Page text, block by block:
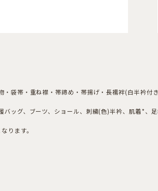
・袋帯・重ね襟・帯締め・帯揚げ・長襦袢(白半衿付
バッグ、ブーツ、ショール、刺繍(色)半衿、肌着*、
ります。